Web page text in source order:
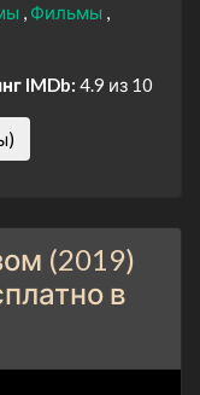
Фильмы
IMDb: 4.9 из 10
(2019)
в